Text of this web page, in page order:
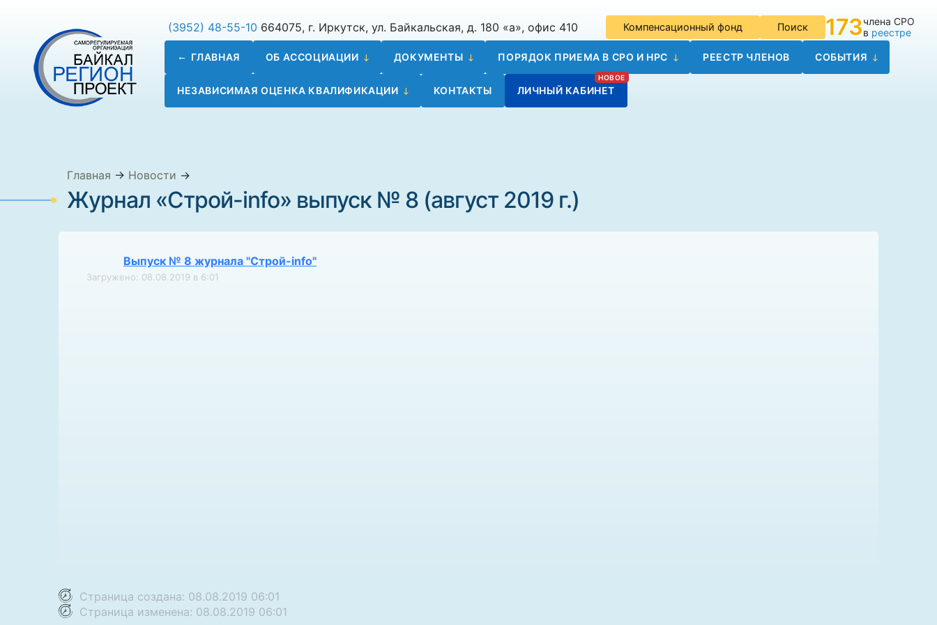
(3952) 48-55-10 664075, г. Иркутск, ул. Байкальская, д. 180 «а», офис 410 Компенсационный фонд Поиск 173члена СРО
в реестре
ГЛАВНАЯ ОБ АССОЦИАЦИИ ДОКУМЕНТЫ ПОРЯДОК ПРИЕМА В СРО И НРС РЕЕСТР ЧЛЕНОВ СОБЫТИЯ
НЕЗАВИСИМАЯ ОЦЕНКА КВАЛИФИКАЦИИ КОНТАКТЫ ЛИЧНЫЙ КАБИНЕТ
Главная → Новости →
Журнал «Строй-info» выпуск № 8 (август 2019 г.)
Выпуск № 8 журнала "Строй-info"
Загружено: 08.08.2019 в 6:01
Страница создана: 08.08.2019 06:01
Страница изменена: 08.08.2019 06:01